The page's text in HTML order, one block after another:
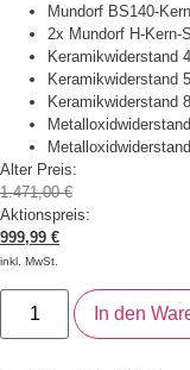
Mundorf BS140-
2x Mundorf H-Kern-
Keramikwiderstand
Keramikwiderstand
Keramikwiderstand
Alter Preis:
1.471,00€
Aktionspreis:
999,99 €
inkl. MwSt.
In den